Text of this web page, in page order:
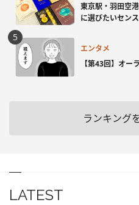
東京駅・羽田空
に選びたいセン
エンタメ
【第43回】オー
ランキング
LATEST